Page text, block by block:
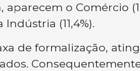
o Comércio
(11,4%).
de formalização,